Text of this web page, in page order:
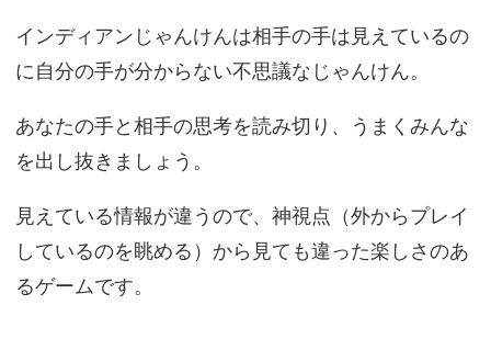
インディアンじゃんけんは相手の手は見えているの
に自分の手が分からない不思議なじゃんけん。
あなたの手と相手の思考を読み切り、うまくみんな
を出し抜きましょう。
見えている情報が違うので、神視点（外からプレイ
しているのを眺める）から見ても違った楽しさのあ
るゲームです。